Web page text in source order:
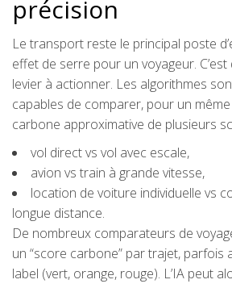
précision
Le transport reste le principal poste
effet de serre pour un voyageur.
levier à actionner. Les algorithmes
capables de comparer, pour un même
carbone approximative de plusieurs
vol direct vs vol avec escale,
avion vs train à grande vitesse,
location de voiture individuelle vs
longue distance.
De nombreux comparateurs de
un “score carbone” par trajet, parfois
label (vert, orange, rouge). L’IA peut